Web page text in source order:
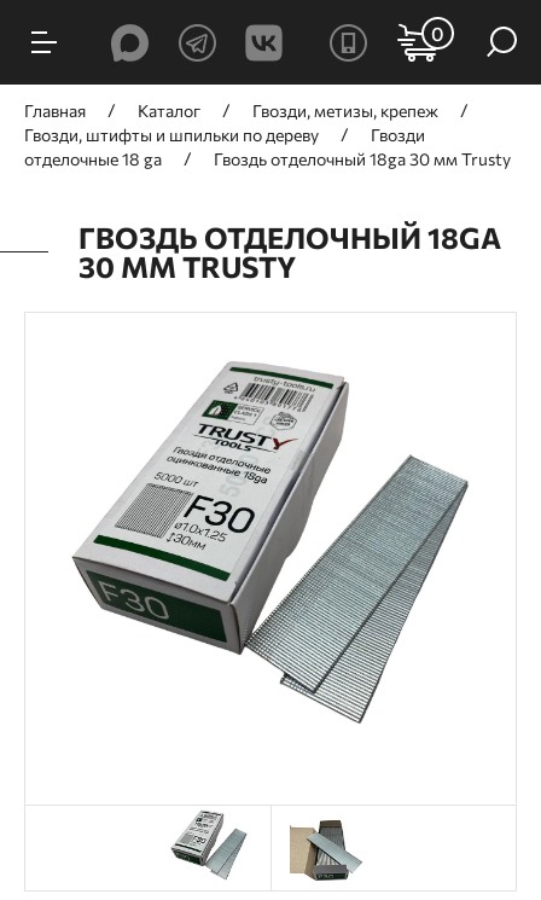
0
Главная Каталог
Гвозди, метизы, крепеж
Гвозди, штифты и шпильки по дереву
Гвозди
отделочные 18 ga
Гвоздь отделочный 18ga 30 мм Trusty
ГВОЗДЬ ОТДЕЛОЧНЫЙ 18GA
30 ММ TRUSTY